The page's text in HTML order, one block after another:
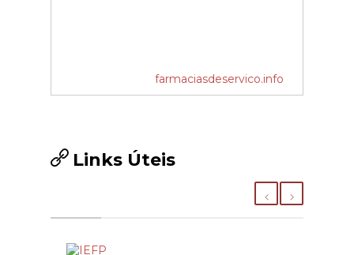
farmaciasdeservico.info
Links Úteis